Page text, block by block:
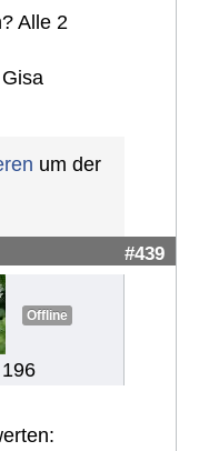
Alle 2
um der
#439
Offline